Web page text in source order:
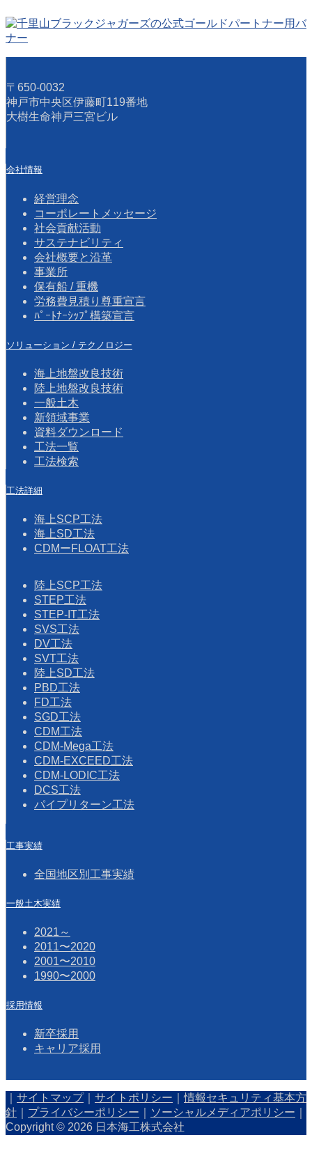
〒650-0032
神戸市中央区伊藤町119番地
大樹生命神戸三宮ビル
会社情報
経営理念
コーポレートメッセージ
社会貢献活動
サステナビリティ
会社概要と沿革
事業所
保有船 / 重機
労務費見積り尊重宣言
ﾊﾟｰﾄﾅｰｼｯﾌﾟ構築宣言
ソリューション / テクノロジー
海上地盤改良技術
陸上地盤改良技術
一般土木
新領域事業
資料ダウンロード
工法一覧
工法検索
工法詳細
海上SCP工法
海上SD工法
CDMーFLOAT工法
陸上SCP工法
STEP工法
STEP-IT工法
SVS工法
DV工法
SVT工法
陸上SD工法
PBD工法
FD工法
SGD工法
CDM工法
CDM-Mega工法
CDM-EXCEED工法
CDM-LODIC工法
DCS工法
パイプリターン工法
工事実績
全国地区別工事実績
一般土木実績
2021～
2011〜2020
2001〜2010
1990〜2000
採用情報
新卒採用
キャリア採用
サイトマップ｜ サイトポリシー ｜情報セキュリティ基本方
針
プライバシーポリシー ソーシャルメディアポリシー
Copyright © 2026 日本海工株式会社